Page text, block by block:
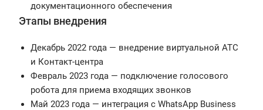
документационного обеспечения
Этапы внедрения
Декабрь 2022 года — внедрение виртуальной АТС
и Контакт-центра
Февраль 2023 года — подключение голосового
робота для приема входящих звонков
Май 2023 года — интеграция с WhatsApp Business